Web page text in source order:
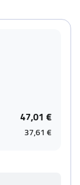
47,01 €
37,61 €